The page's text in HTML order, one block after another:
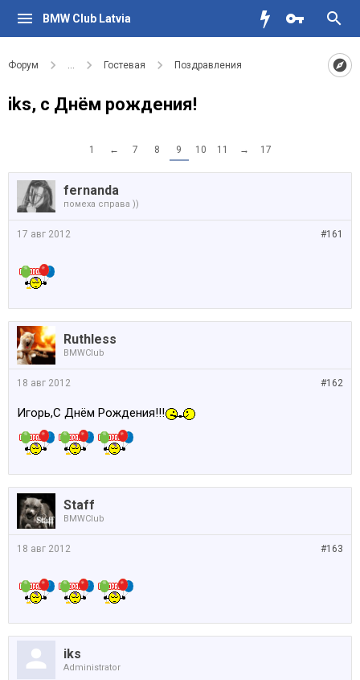
BMW Club Latvia
Форум ... Гостевая Поздравления
iks, с Днём рождения!
1 ← 7 8 9 10 11 → 17
fernanda
помеха справа ))
#161
17 авг 2012
Ruthless
BMWClub
#162
18 авг 2012
Игорь,С Днём Рождения!!!
Staff
BMWClub
#163
18 авг 2012
iks
Administrator